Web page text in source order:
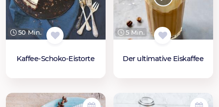
50 Min.
Kaffee-Schoko-Eistorte
5 Min.
Der ultimative Eiskaffee